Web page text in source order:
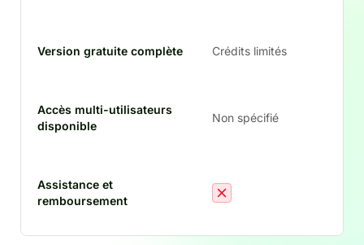
Version gratuite complète Crédits limités
Accès multi-utilisateurs
disponible
Non spécifié
Assistance et
remboursement